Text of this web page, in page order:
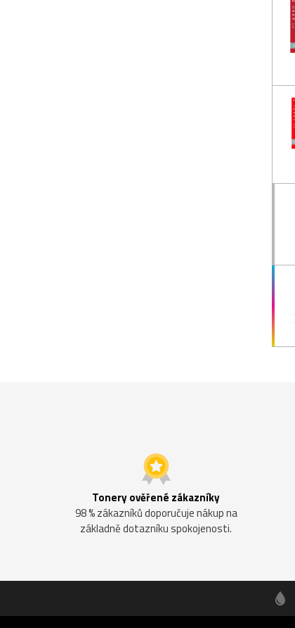
Tonery ověřené zákazníky
98 % zákazníků doporučuje nákup na
základně dotazníku spokojenosti.